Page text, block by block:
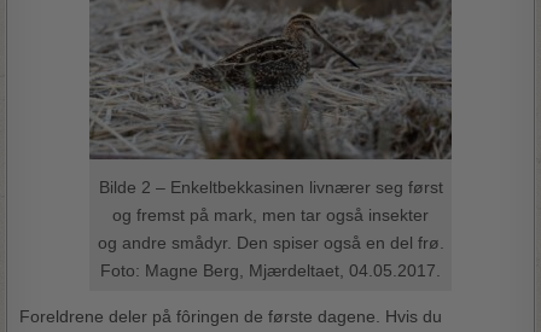
Bilde 2 – Enkeltbekkasinen livnærer seg først
og fremst på mark, men tar også insekter
og andre smådyr. Den spiser også en del frø.
Foto: Magne Berg, Mjærdeltaet, 04.05.2017.
Foreldrene deler på fôringen de første dagene. Hvis du